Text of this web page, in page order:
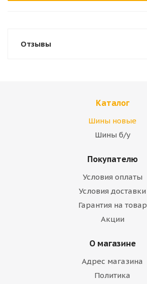
Отзывы
Каталог
Шины новые
Шины б/у
Покупателю
Условия оплаты
Условия доставки
Гарантия на товар
Акции
О магазине
Адрес магазина
Политика